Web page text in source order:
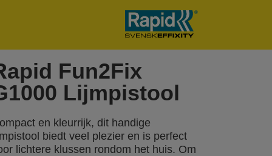
Fun2Fix
Lijmpistool
en kleurrijk, dit handige
biedt veel plezier en is perfect
lichtere klussen rondom het huis. Om